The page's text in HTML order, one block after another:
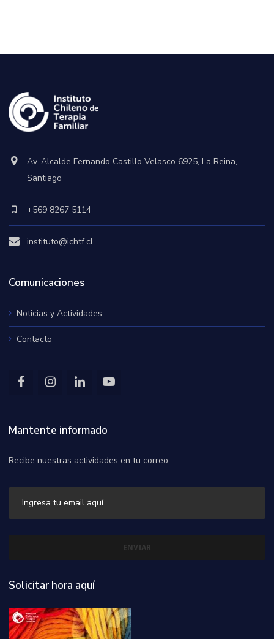
Av. Alcalde Fernando Castillo Velasco 6925, La Reina,
Santiago
+569 8267 5114
instituto@ichtf.cl
Comunicaciones
Noticias y Actividades
Contacto
Mantente informado
Recibe nuestras actividades en tu correo.
Solicitar hora aquí